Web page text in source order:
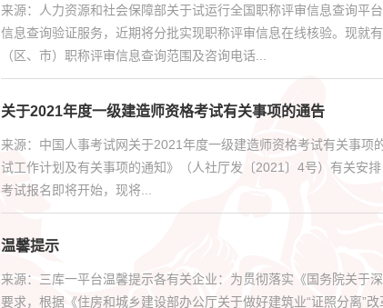
来源：人力资源和社会保障部关于试运行全国职称评审信息查询平
信息查询验证服务，近期将分批实现职称评审信息在线核验。现就
（区、市）职称评审信息查询范围及咨询电话...
关于2021年度一级建造师资格考试有关事项的通告
来源：中国人事考试网关于2021年度一级建造师资格考试有关事
试工作计划及有关事项的通知》（人社厅发〔2021〕4号）有关安
考试报名即将开始，现将...
温馨提示
来源：三库一平台温馨提示各有关企业：为贯彻落实《国务院关于
要求，根据《住房和城乡建设部办公厅关于做好建筑业“证照分离”